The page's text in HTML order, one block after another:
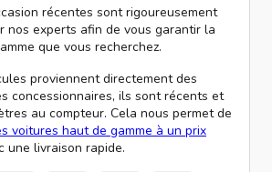
récentes sont rigoureusement
nos experts afin de vous garantir la
que vous recherchez.
proviennent directement des
concessionnaires, ils sont récents et
au compteur. Cela nous permet de
voitures haut de gamme à un prix
une livraison rapide.